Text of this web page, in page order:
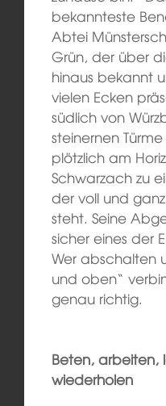
bekannteste
Abtei
Grün, der über
hinaus bekannt
vielen Ecken
südlich von
steinernen
plötzlich am
Schwarzach zu
der voll und
steht. Seine
sicher eines der
Wer abschalten
und oben“
genau richtig.
Beten, arbeiten,
wiederholen